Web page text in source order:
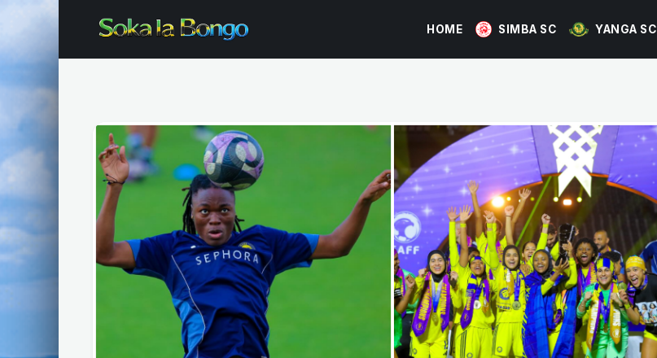
HOME SIMBA SC YANGA SC